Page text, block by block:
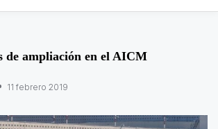
de ampliación en el AICM
11 febrero 2019